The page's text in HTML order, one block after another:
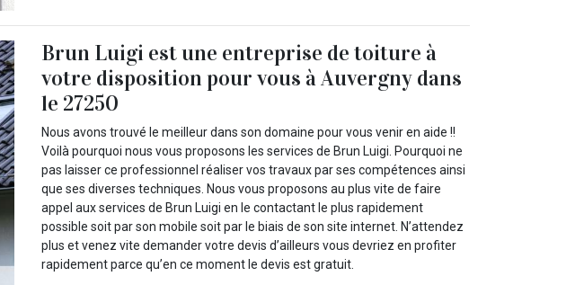
Brun Luigi est une entreprise de toiture à
votre disposition pour vous à Auvergny dans
le 27250
Nous avons trouvé le meilleur dans son domaine pour vous venir en aide !!
Voilà pourquoi nous vous proposons les services de Brun Luigi. Pourquoi ne
pas laisser ce professionnel réaliser vos travaux par ses compétences ainsi
que ses diverses techniques. Nous vous proposons au plus vite de faire
appel aux services de Brun Luigi en le contactant le plus rapidement
possible soit par son mobile soit par le biais de son site internet. N’attendez
plus et venez vite demander votre devis d’ailleurs vous devriez en profiter
rapidement parce qu’en ce moment le devis est gratuit.